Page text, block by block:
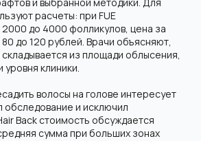
расчеты: при FUE
до 4000 фолликулов, цена за
до 120 рублей. Врачи объясняют,
из площади облысения,
клиники.
волосы на голове интересует
обследование и исключил
Back стоимость обсуждается
сумма при больших зонах